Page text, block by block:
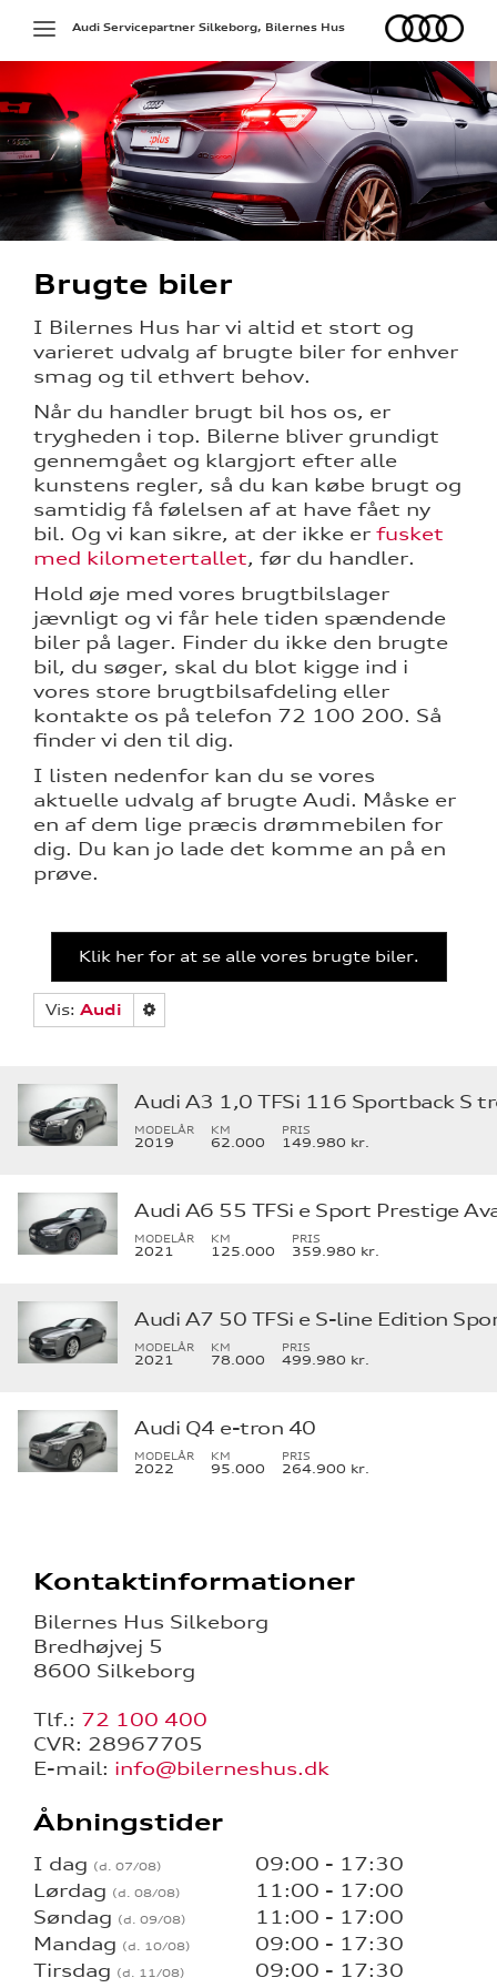
Toggle
navigation
Audi
Audi Servicepartner Silkeborg, Bilernes Hus
Brugte biler
I Bilernes Hus har vi altid et stort og
varieret udvalg af brugte biler for enhver
smag og til ethvert behov.
Når du handler brugt bil hos os, er
trygheden i top. Bilerne bliver grundigt
gennemgået og klargjort efter alle
kunstens regler, så du kan købe brugt og
samtidig få følelsen af at have fået ny
bil. Og vi kan sikre, at der ikke er fusket
med kilometertallet, før du handler.
Hold øje med vores brugtbilslager
jævnligt og vi får hele tiden spændende
biler på lager. Finder du ikke den brugte
bil, du søger, skal du blot kigge ind i
vores store brugtbilsafdeling eller
kontakte os på telefon 72 100 200. Så
finder vi den til dig.
I listen nedenfor kan du se vores
aktuelle udvalg af brugte Audi. Måske er
en af dem lige præcis drømmebilen for
dig. Du kan jo lade det komme an på en
prøve.
Klik her for at se alle vores brugte biler.
Vis: Audi
Audi A3 1,0 TFSi 116 Sportback S
MODELÅR
2019
KM
62.000
PRIS
149.980 kr.
MODELÅR
2021
KM
125.000
PRIS
359.980 kr.
MODELÅR
2021
KM
78.000
PRIS
499.980 kr.
Audi Q4 e-tron 40
MODELÅR
2022
KM
95.000
PRIS
264.900 kr.
Kontaktinformationer
Bilernes Hus Silkeborg
Bredhøjvej 5
8600 Silkeborg
Tlf.: 72 100 400
CVR: 28967705
E-mail: info@bilerneshus.dk
Åbningstider
I dag
09:00 - 17:30
Lørdag
11:00 - 17:00
Søndag
11:00 - 17:00
Mandag
09:00 - 17:30
Tirsdag
09:00 - 17:30